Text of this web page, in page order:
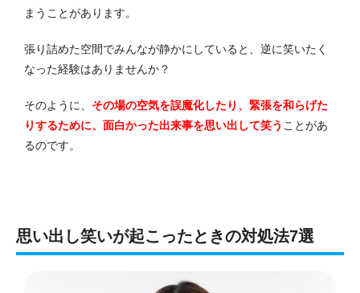
まうことがあります。
張り詰めた空間でみんなが静かにしていると、逆に笑いたく
なった経験はありませんか？
そのように、 その場の空気を誤魔化したり、緊張を和らげた
りするために、面白かった出来事を思い出して笑う ことがあ
るのです。
思い出し笑いが起こったときの対処法7選